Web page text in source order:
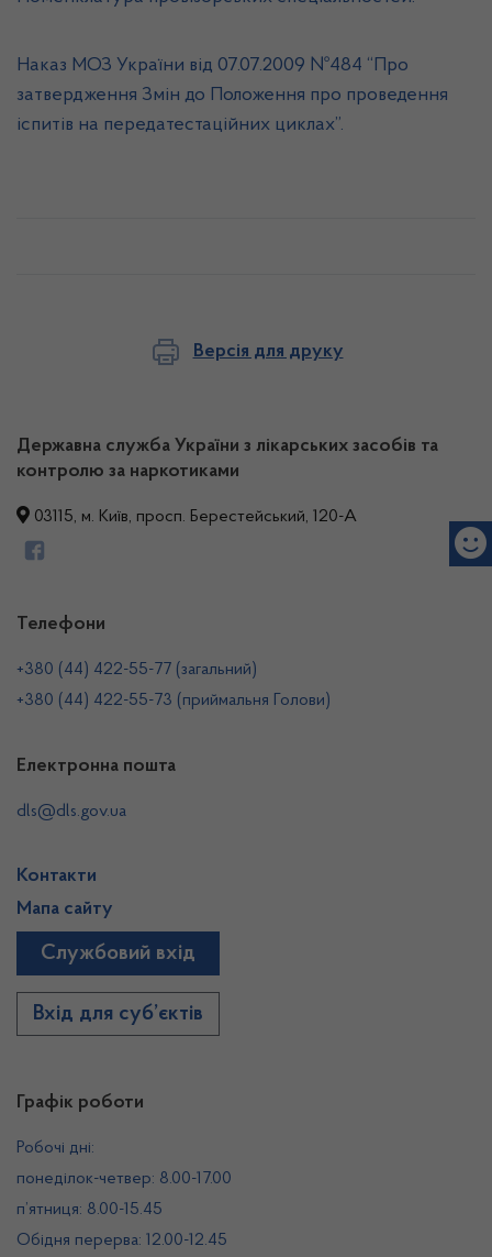
Наказ МОЗ України від 07.07.2009 №484 “Про
затвердження Змін до Положення про проведення
іспитів на передатестаційних циклах”.
Версія для друку
Державна служба України з лікарських засобів та
контролю за наркотиками
03115, м. Київ, просп. Берестейський, 120-А
Графік роботи
Робочі дні:
понеділок-четвер: 8.00-17.00
п’ятниця: 8.00-15.45
Обідня перерва: 12.00-12.45
Телефони
+380 (44) 422-55-77 (загальний)
+380 (44) 422-55-73 (приймальня Голови)
Електронна пошта
dls@dls.gov.ua
Контакти
Мапа сайту
Службовий вхід
Вхід для суб’єктів